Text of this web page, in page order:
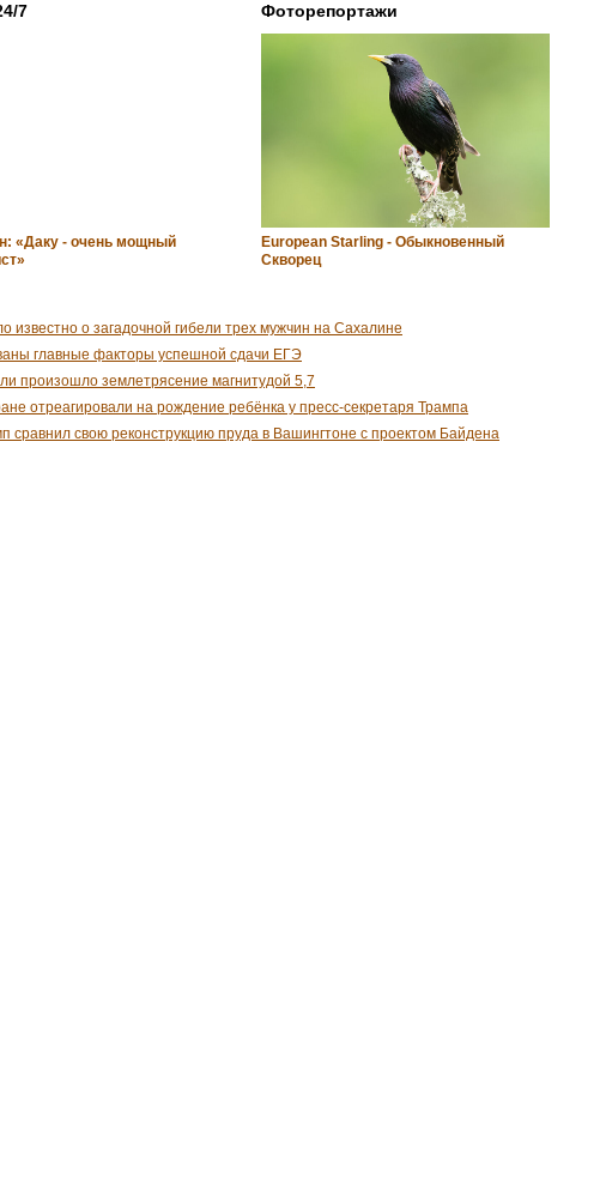
7
«Даку - очень мощный
Фоторепортажи
European Starling - Обыкновенный
Cкворец
известно о загадочной гибели трех мужчин на Сахалине
главные факторы успешной сдачи ЕГЭ
произошло землетрясение магнитудой 5,7
отреагировали на рождение ребёнка у пресс-секретаря Трампа
сравнил свою реконструкцию пруда в Вашингтоне с проектом Байдена